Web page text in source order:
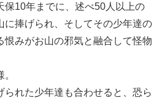
保10年までに、述べ50人以上の
に捧げられ、そしてその少年達の
恨みがお山の邪気と融合して怪物
られた少年達も合わせると、恐ら